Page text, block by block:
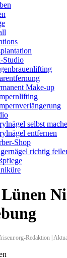
Studio
Make-up
selbst
entfernen
Shop
richtig
Redaktion |